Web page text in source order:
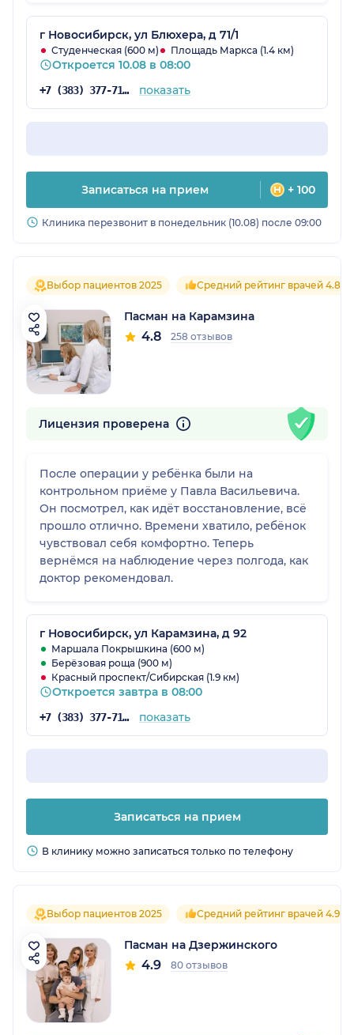
организовано.
г Новосибирск, ул Блюхера, д 71/1
Студенческая (600 м) Площадь Маркса (1.4 км)
Откроется 10.08 в 08:00
+7 (383) 377-71-34 показать
Записаться на прием + 100
Клиника перезвонит в понедельник (10.08) после 09:00
Выбор пациентов 2025 Средний рейтинг врачей 4.8
Пасман на Карамзина
4.8 258 отзывов
Лицензия проверена
После операции у ребёнка были на
контрольном приёме у Павла Васильевича.
Он посмотрел, как идёт восстановление, всё
прошло отлично. Времени хватило, ребёнок
чувствовал себя комфортно. Теперь
вернёмся на наблюдение через полгода, как
доктор рекомендовал.
г Новосибирск, ул Карамзина, д 92
Маршала Покрышкина (600 м)
Берёзовая роща (900 м)
Красный проспект/Сибирская (1.9 км)
Откроется завтра в 08:00
+7 (383) 377-71-34 показать
Записаться на прием
В клинику можно записаться только по телефону
Выбор пациентов 2025 Средний рейтинг врачей 4.9
Пасман на Дзержинского
4.9 80 отзывов